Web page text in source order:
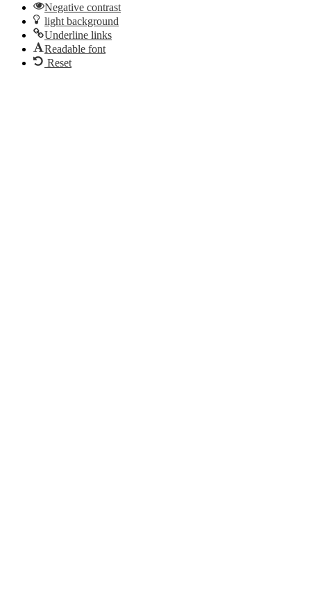
Negative contrast
light background
Underline links
Readable font
Reset